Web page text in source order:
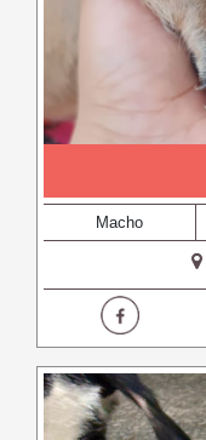
Macho